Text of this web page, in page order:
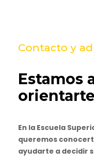
Contacto y
Estamos
orientarte
En la Escuela
queremos
ayudarte a decidir